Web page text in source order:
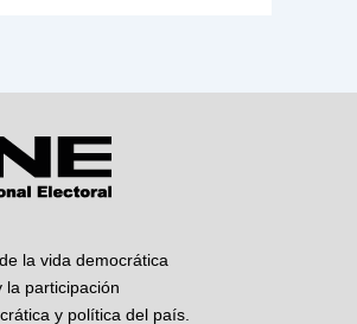
la vida democrática
la participación
y política del país.